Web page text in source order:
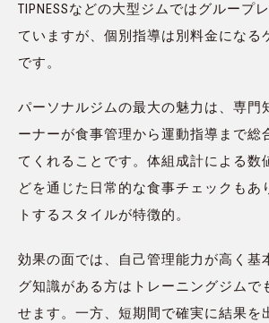
TIPNESSなどの大型ジムではグループ
ていますが、個別指導は別料金になる
です。
パーソナルジムの最大の魅力は、専門
ーナーが食事管理から運動指導まで総
てくれることです。体組成計による数
どを通じた日常的な食事チェックもあ
トするスタイルが特徴的。
効果の面では、自己管理能力が高く基
グ知識がある方はトレーニングジムで
せます。一方、短期間で確実に結果を